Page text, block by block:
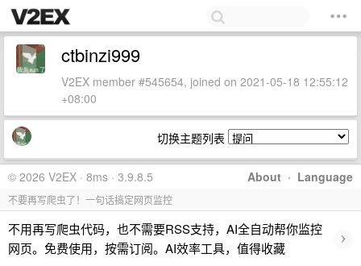
ctbinzi999
V2EX member #545654, joined on 2021-05-18 12:55:12
+08:00
切换主题列表
About · Language
© 2026 V2EX · 8ms · 3.9.8.5
不要再写爬虫了！一句话搞定网页监控
不用再写爬虫代码，也不需要RSS支持，AI全自动帮你监控
网页。免费使用，按需订阅。AI效率工具，值得收藏
›